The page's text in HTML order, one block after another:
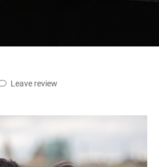
Leave review